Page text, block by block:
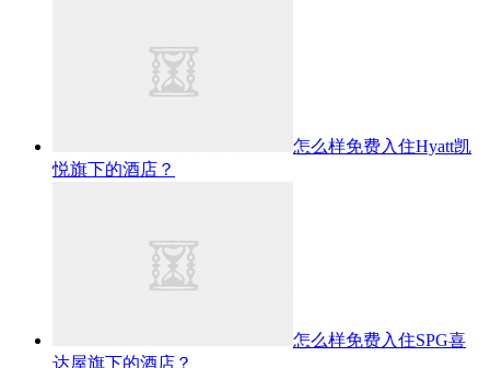
怎么样免费入住Hyatt凯
悦旗下的酒店？
怎么样免费入住SPG喜
达屋旗下的酒店？